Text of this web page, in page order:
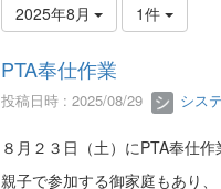
2025年8月 1件
PTA奉仕作業
投稿日時 : 2025/08/29 シス
８月２３日（土）にPTA奉仕作
親子で参加する御家庭もあり